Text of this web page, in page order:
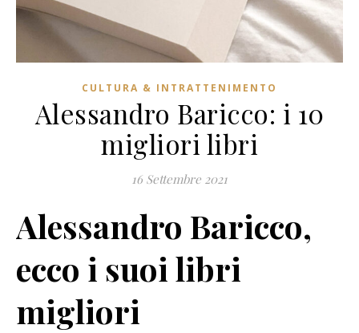
CULTURA & INTRATTENIMENTO
Alessandro Baricco: i 10
migliori libri
16 Settembre 2021
Alessandro Baricco,
ecco i suoi libri
migliori